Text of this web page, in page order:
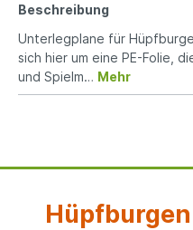
Beschreibung
Unterlegplane für
sich hier um eine PE-Folie,
und Spielm… Mehr